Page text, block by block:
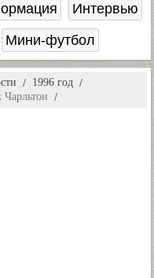
Интервью
Мини-футбол
1996 год